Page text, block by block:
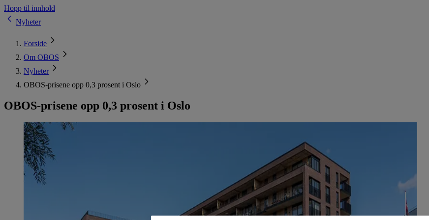
Hopp til innhold
Nyheter
Forside
Om OBOS
Nyheter
OBOS-prisene opp 0,3 prosent i Oslo
OBOS-prisene opp 0,3 prosent i Oslo